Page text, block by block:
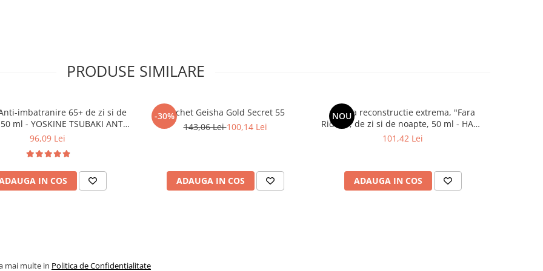
Hyaluronate, Sodium
Phenoxyethanol.
avansată a ridurilor
Chinensis Seed
Stearate, Limnanthes Alba
Acid, Sodium
Sodium Hydroxide,
PRODUSE SIMILARE
imbatranire 65+ de zi si de
ml - YOSKINE TSUBAKI ANTI-
AGE
96,09 Lei
IN COS
-30%Pachet Geisha Gold Secret 55
143,06 Lei100,14 Lei
ADAUGA IN COS
NOU
Crema reconstructie extrema, "Fara
Riduri", de zi si de noapte, 50 ml - HADA
LABO TOKYO LIFT
101,42 Lei
ADAUGA IN COS
mai multe in Politica de Confidentialitate